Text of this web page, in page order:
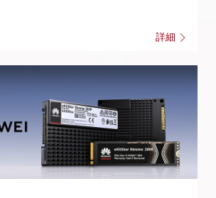
詳細